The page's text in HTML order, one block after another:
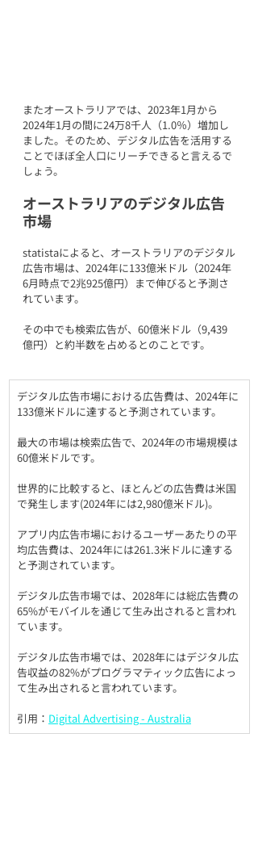
またオーストラリアでは、2023年1月から
2024年1月の間に24万8千人（1.0％）増加し
ました。そのため、デジタル広告を活用する
ことでほぼ全人口にリーチできると言えるで
しょう。
オーストラリアのデジタル広告
市場
statistaによると、オーストラリアのデジタル
広告市場は、2024年に133億米ドル（2024年
6月時点で2兆925億円）まで伸びると予測さ
れています。
その中でも検索広告が、60億米ドル（9,439
億円）と約半数を占めるとのことです。
デジタル広告市場における広告費は、2024年に
133億米ドルに達すると予測されています。
最大の市場は検索広告で、2024年の市場規模は
60億米ドルです。
世界的に比較すると、ほとんどの広告費は米国
で発生します(2024年には2,980億米ドル)。
アプリ内広告市場におけるユーザーあたりの平
均広告費は、2024年には261.3米ドルに達する
と予測されています。
デジタル広告市場では、2028年には総広告費の
65%がモバイルを通じて生み出されると言われ
ています。
デジタル広告市場では、2028年にはデジタル広
告収益の82%がプログラマティック広告によっ
て生み出されると言われています。
引用： Digital Advertising - Australia